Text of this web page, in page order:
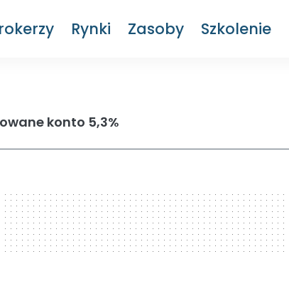
Rynki Zasoby Szkolenie
konto 5,3%